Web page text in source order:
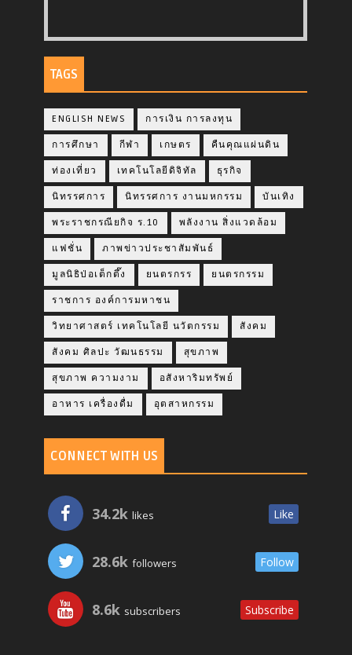
TAGS
ENGLISH NEWS การเงิน การลงทุน
การศึกษา กีฬา เกษตร คืนคุณแผ่นดิน
ท่องเที่ยว เทคโนโลยีดิจิทัล ธุรกิจ
นิทรรศการ นิทรรศการ งานมหกรรม บันเทิง
พระราชกรณียกิจ ร.10 พลังงาน สิ่งแวดล้อม
แฟชั่น ภาพข่าวประชาสัมพันธ์
มูลนิธิป่อเต็กตึ๊ง ยนตรกรร ยนตรกรรม
ราชการ องค์การมหาชน
วิทยาศาสตร์ เทคโนโลยี นวัตกรรม สังคม
สังคม ศิลปะ วัฒนธรรม สุขภาพ
สุขภาพ ความงาม อสังหาริมทรัพย์
อาหาร เครื่องดื่ม อุตสาหกรรม
CONNECT WITH US
34.2k likes Like
28.6k followers Follow
8.6k subscribers Subscribe